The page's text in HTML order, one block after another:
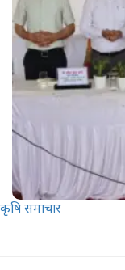
कृषि समाचार